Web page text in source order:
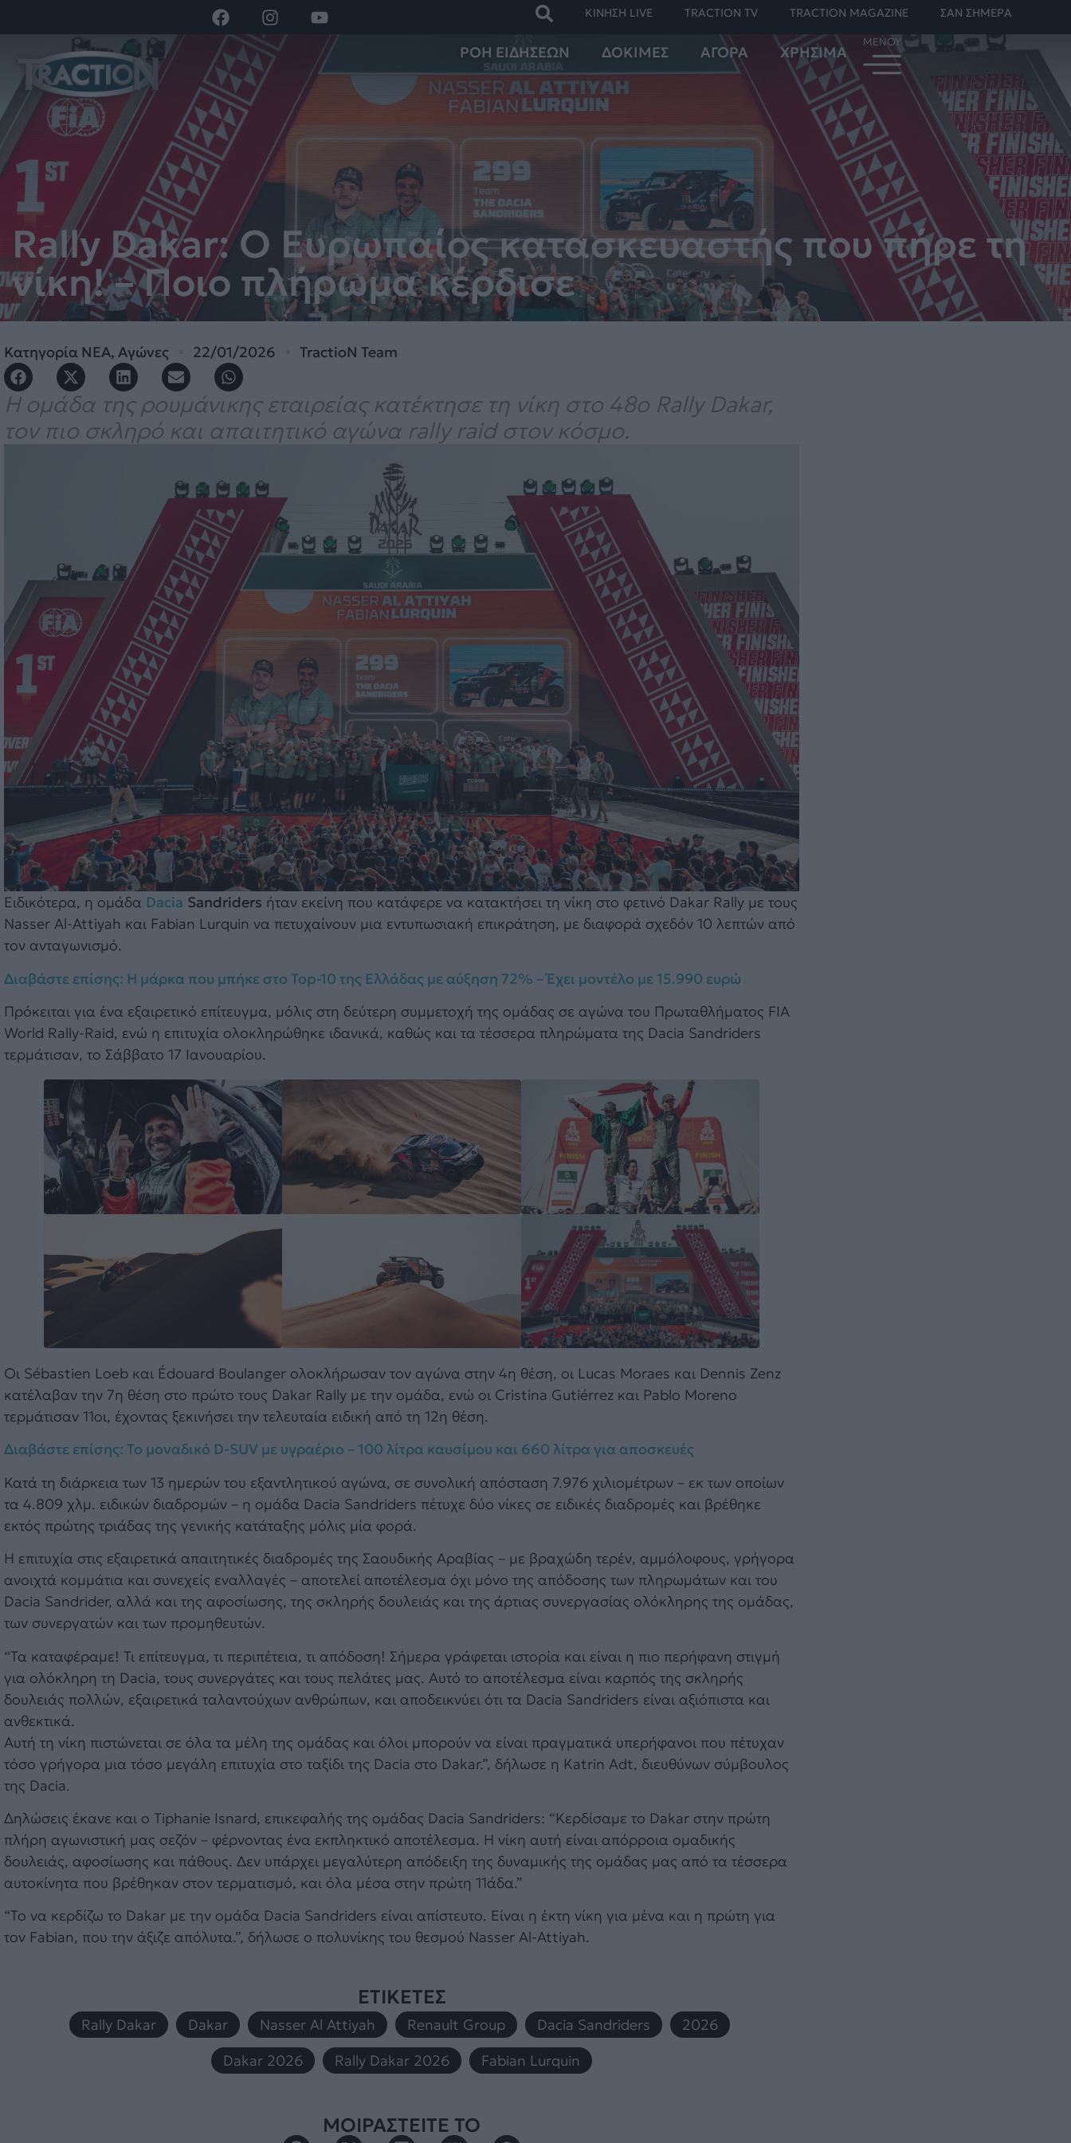
ΚΙΝΗΣΗ LIVE TRACTION TV TRACTION MAGAZINE ΣΑΝ ΣΗΜΕΡΑ
ΡΟΗ ΕΙΔΗΣΕΩΝ ΔΟΚΙΜΕΣ ΑΓΟΡΑ ΧΡΗΣΙΜΑ
Rally Dakar: Ο Ευρωπαίος κατασκευαστής που πήρε τη
νίκη! – Ποιο πλήρωμα κέρδισε
Κατηγορία ΝΕΑ, Αγώνες 22/01/2026 TractioN Team
Η ομάδα της ρουμάνικης εταιρείας κατέκτησε τη νίκη στο 48ο Rally Dakar,
τον πιο σκληρό και απαιτητικό αγώνα rally raid στον κόσμο.
Ειδικότερα, η ομάδα Dacia Sandriders ήταν εκείνη που κατάφερε να κατακτήσει τη νίκη στο φετινό Dakar Rally με τους
Nasser Al-Attiyah και Fabian Lurquin να πετυχαίνουν μια εντυπωσιακή επικράτηση, με διαφορά σχεδόν 10 λεπτών από
τον ανταγωνισμό.
Διαβάστε επίσης: Η μάρκα που μπήκε στο Top-10 της Ελλάδας με αύξηση 72% – Έχει μοντέλο με 15.990 ευρώ
Πρόκειται για ένα εξαιρετικό επίτευγμα, μόλις στη δεύτερη συμμετοχή της ομάδας σε αγώνα του Πρωταθλήματος FIA
World Rally-Raid, ενώ η επιτυχία ολοκληρώθηκε ιδανικά, καθώς και τα τέσσερα πληρώματα της Dacia Sandriders
τερμάτισαν, το Σάββατο 17 Ιανουαρίου.
Οι Sébastien Loeb και Édouard Boulanger ολοκλήρωσαν τον αγώνα στην 4η θέση, οι Lucas Moraes και Dennis Zenz
κατέλαβαν την 7η θέση στο πρώτο τους Dakar Rally με την ομάδα, ενώ οι Cristina Gutiérrez και Pablo Moreno
τερμάτισαν 11οι, έχοντας ξεκινήσει την τελευταία ειδική από τη 12η θέση.
Διαβάστε επίσης: Το μοναδικό D-SUV με υγραέριο – 100 λίτρα καυσίμου και 660 λίτρα για αποσκευές
Κατά τη διάρκεια των 13 ημερών του εξαντλητικού αγώνα, σε συνολική απόσταση 7.976 χιλιομέτρων – εκ των οποίων
τα 4.809 χλμ. ειδικών διαδρομών – η ομάδα Dacia Sandriders πέτυχε δύο νίκες σε ειδικές διαδρομές και βρέθηκε
εκτός πρώτης τριάδας της γενικής κατάταξης μόλις μία φορά.
Η επιτυχία στις εξαιρετικά απαιτητικές διαδρομές της Σαουδικής Αραβίας – με βραχώδη τερέν, αμμόλοφους, γρήγορα
ανοιχτά κομμάτια και συνεχείς εναλλαγές – αποτελεί αποτέλεσμα όχι μόνο της απόδοσης των πληρωμάτων και του
Dacia Sandrider, αλλά και της αφοσίωσης, της σκληρής δουλειάς και της άρτιας συνεργασίας ολόκληρης της ομάδας,
των συνεργατών και των προμηθευτών.
“Τα καταφέραμε! Τι επίτευγμα, τι περιπέτεια, τι απόδοση! Σήμερα γράφεται ιστορία και είναι η πιο περήφανη στιγμή
για ολόκληρη τη Dacia, τους συνεργάτες και τους πελάτες μας. Αυτό το αποτέλεσμα είναι καρπός της σκληρής
δουλειάς πολλών, εξαιρετικά ταλαντούχων ανθρώπων, και αποδεικνύει ότι τα Dacia Sandriders είναι αξιόπιστα και
ανθεκτικά.
Αυτή τη νίκη πιστώνεται σε όλα τα μέλη της ομάδας και όλοι μπορούν να είναι πραγματικά υπερήφανοι που πέτυχαν
τόσο γρήγορα μια τόσο μεγάλη επιτυχία στο ταξίδι της Dacia στο Dakar.”, δήλωσε η Katrin Adt, διευθύνων σύμβουλος
της Dacia.
Δηλώσεις έκανε και ο Tiphanie Isnard, επικεφαλής της ομάδας Dacia Sandriders: “Κερδίσαμε το Dakar στην πρώτη
πλήρη αγωνιστική μας σεζόν – φέρνοντας ένα εκπληκτικό αποτέλεσμα. Η νίκη αυτή είναι απόρροια ομαδικής
δουλειάς, αφοσίωσης και πάθους. Δεν υπάρχει μεγαλύτερη απόδειξη της δυναμικής της ομάδας μας από τα τέσσερα
αυτοκίνητα που βρέθηκαν στον τερματισμό, και όλα μέσα στην πρώτη 11άδα.”
“Το να κερδίζω το Dakar με την ομάδα Dacia Sandriders είναι απίστευτο. Είναι η έκτη νίκη για μένα και η πρώτη για
τον Fabian, που την άξιζε απόλυτα.”, δήλωσε ο πολυνίκης του θεσμού Nasser Al-Attiyah.
ΕΤΙΚΕΤΕΣ
Rally Dakar Dakar Nasser Al Attiyah Renault Group Dacia Sandriders 2026
Dakar 2026
Rally Dakar 2026 Fabian Lurquin
ΜΟΙΡΑΣΤΕΙΤΕ ΤΟ